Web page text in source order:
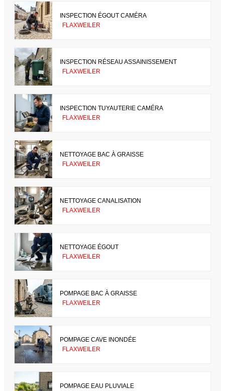
INSPECTION ÉGOUT CAMÉRA
FLAXWEILER
INSPECTION RÉSEAU ASSAINISSEMENT
FLAXWEILER
INSPECTION TUYAUTERIE CAMÉRA
FLAXWEILER
NETTOYAGE BAC À GRAISSE
FLAXWEILER
NETTOYAGE CANALISATION
FLAXWEILER
NETTOYAGE ÉGOUT
FLAXWEILER
POMPAGE BAC À GRAISSE
FLAXWEILER
POMPAGE CAVE INONDÉE
FLAXWEILER
POMPAGE EAU PLUVIALE